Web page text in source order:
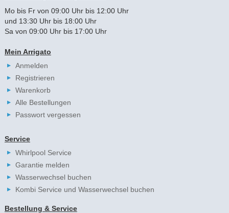
Mo bis Fr von 09:00 Uhr bis 12:00 Uhr
und 13:30 Uhr bis 18:00 Uhr
Sa von 09:00 Uhr bis 17:00 Uhr
Mein Arrigato
Anmelden
Registrieren
Warenkorb
Alle Bestellungen
Passwort vergessen
Service
Whirlpool Service
Garantie melden
Wasserwechsel buchen
Kombi Service und Wasserwechsel buchen
Bestellung & Service